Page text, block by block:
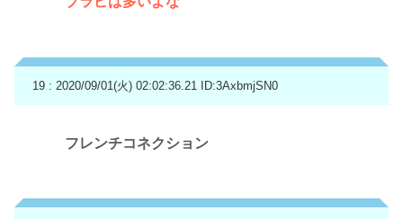
19 : 2020/09/01(火) 02:02:36.21 ID:3AxbmjSN0
フレンチコネクション